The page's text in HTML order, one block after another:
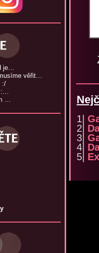
1|
2|
3|
4|
5|
je…
věřit…
:/
…